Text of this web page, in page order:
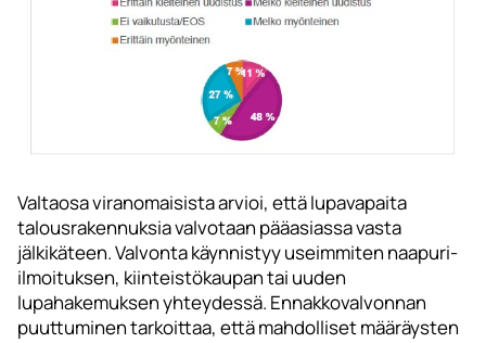
Valtaosa viranomaisista arvioi, että lupavapaita
talousrakennuksia valvotaan pääasiassa vasta
jälkikäteen. Valvonta käynnistyy useimmiten naapuri-
ilmoituksen, kiinteistökaupan tai uuden
lupahakemuksen yhteydessä. Ennakkovalvonnan
puuttuminen tarkoittaa, että mahdolliset määräysten